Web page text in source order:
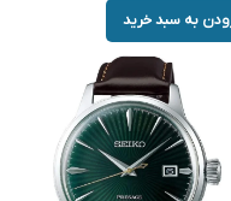
به سبد خرید